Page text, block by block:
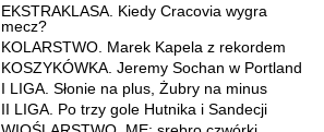
EKSTRAKLASA. Kiedy Cracovia wygra
mecz?
KOLARSTWO. Marek Kapela z rekordem
KOSZYKÓWKA. Jeremy Sochan w Portland
I LIGA. Słonie na plus, Żubry na minus
II LIGA. Po trzy gole Hutnika i Sandecji